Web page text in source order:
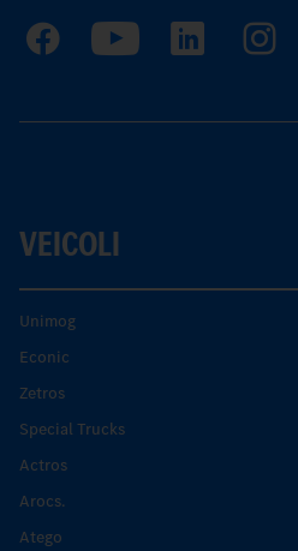
VEICOLI
Unimog
Econic
Zetros
Special Trucks
Actros
Arocs.
Atego